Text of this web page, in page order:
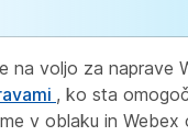
na voljo za naprave
, ko sta
v oblaku in Webex